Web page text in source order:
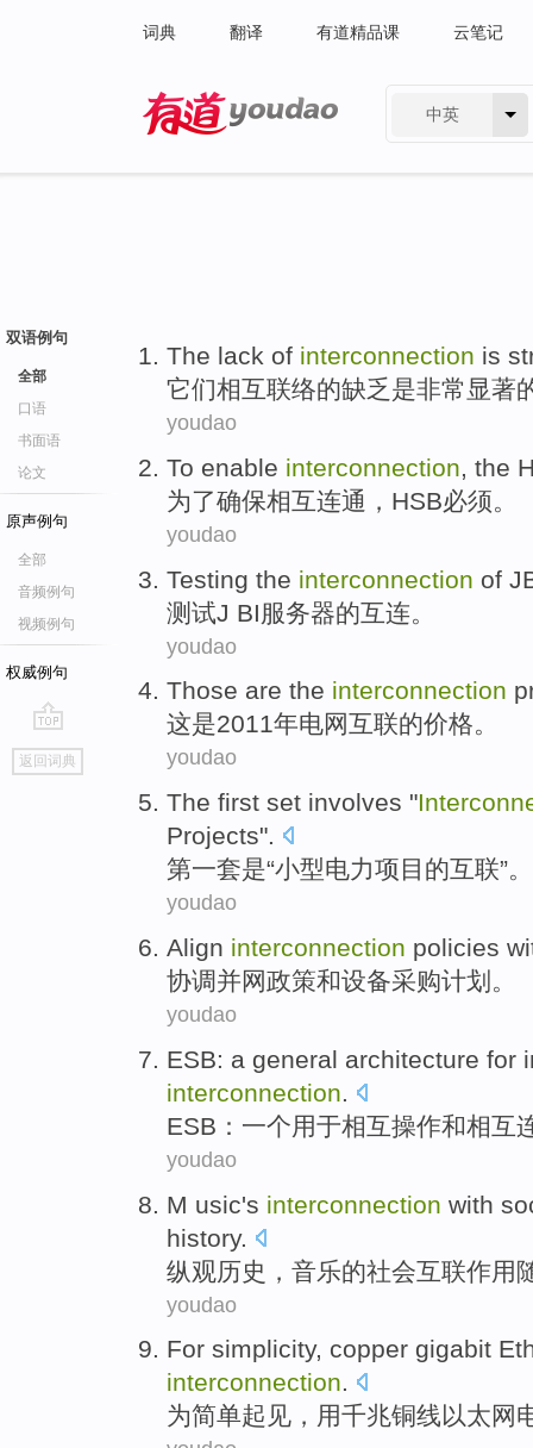
词典 翻译 有道精品课 云笔记
中英
双语例句
全部
口语
书面语
论文
原声例句
全部
音频例句
视频例句
权威例句
go
top
返回词典
The lack of interconnection is
它们相互联络的缺乏 是非常显著
youdao
To enable interconnection, the
为了确保相互连通 ， HSB必须。
youdao
Testing the interconnection of
测试J BI服务器的互连 。
youdao
Those are the interconnection
这是2011年电网互联的价格。
youdao
The first set involves "
Projects".
第一套是“小型电力项目 的互联”。
youdao
Align interconnection policies
协调并网政策和设备采购计划。
youdao
ESB: a general architecture for
interconnection.
ESB ： 一个用于相互操作和相互
youdao
M usic's interconnection with
history.
纵观 历史，音乐的社会互联作用
youdao
For simplicity, copper gigabit
interconnection.
为简单起见 ，用千兆铜线以太网